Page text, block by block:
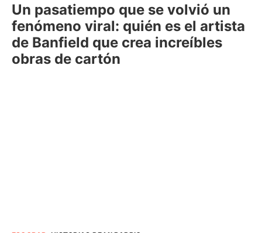
Un pasatiempo que se volvió un
fenómeno viral: quién es el artista
de Banfield que crea increíbles
obras de cartón